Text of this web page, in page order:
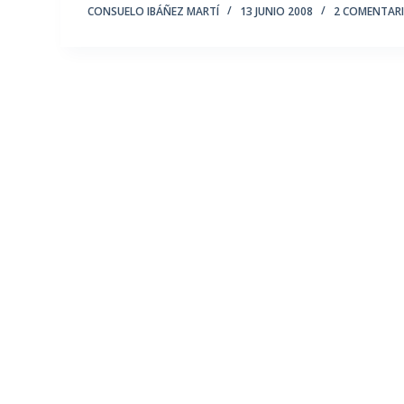
CONSUELO IBÁÑEZ MARTÍ 13 JUNIO 2008 2